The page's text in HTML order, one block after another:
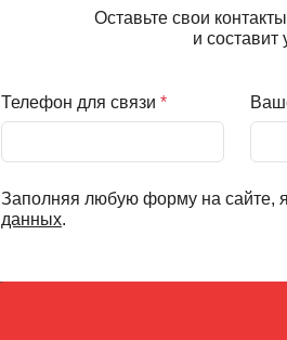
Оставьте свои
и
Телефон для связи *
Заполняя любую форму на сайте,
данных.